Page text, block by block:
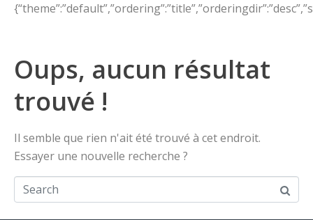
Oups, aucun résultat
trouvé !
Il semble que rien n'ait été trouvé à cet endroit.
Essayer une nouvelle recherche ?